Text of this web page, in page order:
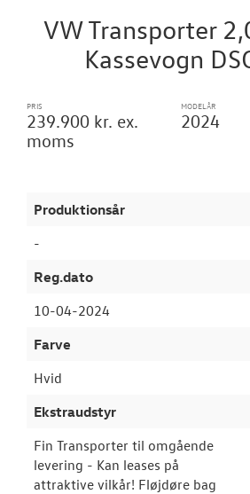
VW Transporter
Kassevogn
PRIS
239.900 kr. ex.
moms
MODELÅR
2024
Produktionsår
-
Reg.dato
10-04-2024
Farve
Hvid
Ekstraudstyr
Fin Transporter til omgående
levering - Kan leases på
attraktive vilkår! Fløjdøre bag